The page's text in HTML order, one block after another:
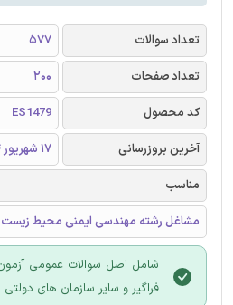
تعداد سوالات
577
تعداد صفحات
200
کد محصول
ES1479
آخرین بروزرسانی
17 شهریور 1404
مناسب
مشاغل رشته مهندسی ایمنی محیط
شامل اصل سوالات عمومی
فراگیر و سایر سازمان های دولتی